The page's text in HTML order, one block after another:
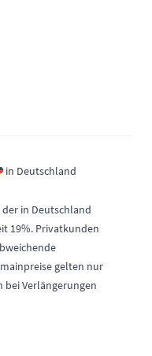
in Deutschland
in Deutschland
19%. Privatkunden
gelten nur
Verlängerungen